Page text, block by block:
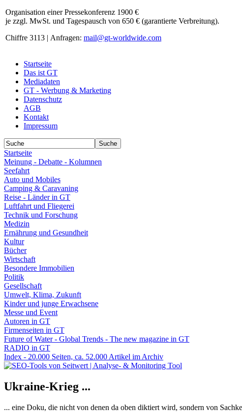
Organisation einer Pressekonferenz 1900 €
je zzgl. MwSt. und Tagespausch von 650 € (garantierte Verbreitung).
Chiffre 3113 | Anfragen: mail@gt-worldwide.com
Startseite
Das ist GT
Mediadaten
GT - Werbung & Marketing
Datenschutz
AGB
Kontakt
Impressum
Startseite
Meinung - Debatte - Kolumnen
Seefahrt
Auto und Mobiles
Camping & Caravaning
Reise - Länder in GT
Luftfahrt und Fliegerei
Technik und Forschung
Medizin
Ernährung und Gesundheit
Kultur
Bücher
Wirtschaft
Besondere Immobilien
Politik
Gesellschaft
Umwelt, Klima, Zukunft
Kinder und junge Erwachsene
Messe und Event
Autoren in GT
Firmenseiten in GT
Future of Water - Global Trends - The new magazine in GT
RADIO in GT
Index - 20.000 Seiten, ca. 52.000 Artikel im Archiv
Ukraine-Krieg ...
... eine Doku, die nicht von denen da oben diktiert wird, sondern von